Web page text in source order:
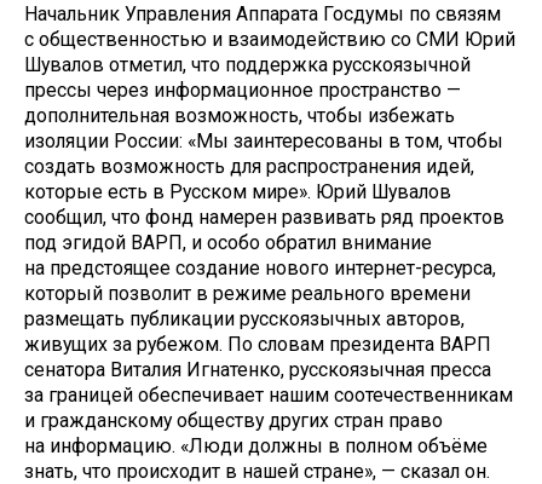
Начальник Управления Аппарата Госдумы по связям
с общественностью и взаимодействию со СМИ Юрий
Шувалов отметил, что поддержка русскоязычной
прессы через информационное пространство —
дополнительная возможность, чтобы избежать
изоляции России: «Мы заинтересованы в том, чтобы
создать возможность для распространения идей,
которые есть в Русском мире». Юрий Шувалов
сообщил, что фонд намерен развивать ряд проектов
под эгидой ВАРП, и особо обратил внимание
на предстоящее создание нового интернет-ресурса,
который позволит в режиме реального времени
размещать публикации русскоязычных авторов,
живущих за рубежом. По словам президента ВАРП
сенатора Виталия Игнатенко, русскоязычная пресса
за границей обеспечивает нашим соотечественникам
и гражданскому обществу других стран право
на информацию. «Люди должны в полном объёме
знать, что происходит в нашей стране», — сказал он.